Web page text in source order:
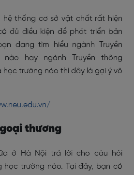
hệ thống cơ sở vật chất rất hiện
đủ điều kiện để phát triển bản
đang tìm hiểu ngành Truyền
hay ngành Truyền thông
học trường nào thì đây là gợi ý vô
thương
ở Hà Nội trả lời cho câu hỏi
học trường nào. Tại đây, bạn có